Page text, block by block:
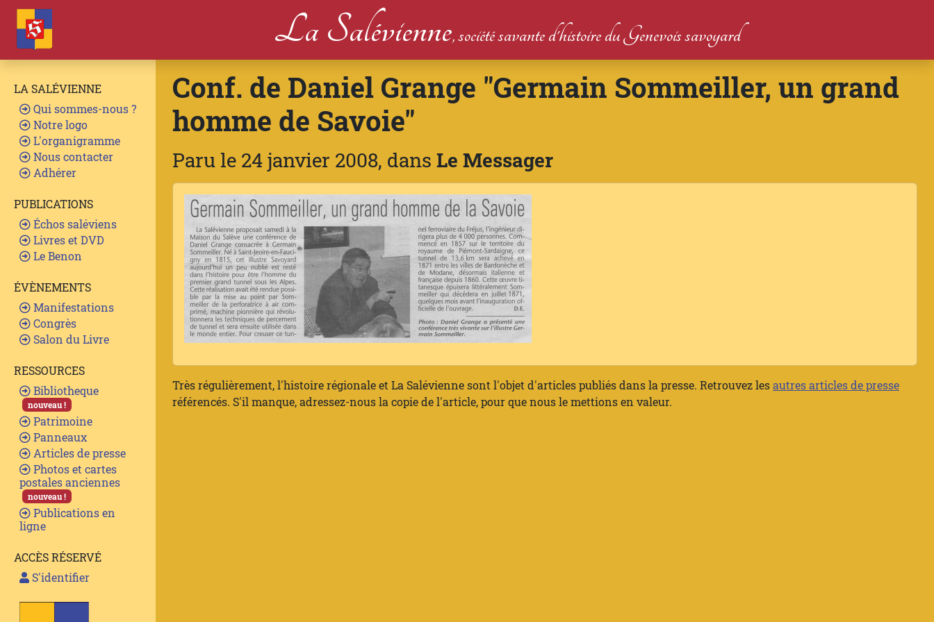
La Salévienne, société savante d'histoire du Genevois savoyard
LA SALÉVIENNE
Qui sommes-nous ?
Notre logo
L'organigramme
Nous contacter
Adhérer
PUBLICATIONS
Échos saléviens
Livres et DVD
Le Benon
ÉVÈNEMENTS
Manifestations
Congrès
Salon du Livre
RESSOURCES
Bibliotheque
nouveau !
Patrimoine
Panneaux
Articles de presse
Photos et cartes
postales anciennes
nouveau !
Publications en
ligne
ACCÈS RÉSERVÉ
S'identifier
Conf. de Daniel Grange "Germain Sommeiller, un grand
homme de Savoie"
Paru le 24 janvier 2008, dans Le Messager
Très régulièrement, l'histoire régionale et La Salévienne sont l'objet d'articles publiés dans la presse. Retrouvez lesautres articles de presse
référencés. S'il manque, adressez-nous la copie de l'article, pour que nous le mettions en valeur.